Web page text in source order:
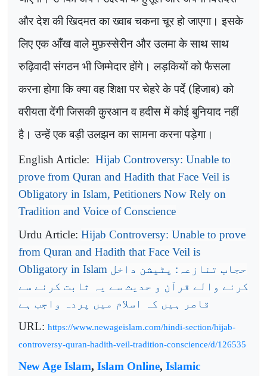
और देश की खिदमत का ख्वाब चकना चूर हो जाएगा। इसके
लिए एक आँख वाले मुफ़स्सेरीन और उलमा के साथ साथ
रुढ़िवादी संगठन भी जिम्मेदार होंगे। लड़कियों को फैसला
करना होगा कि क्या वह शिक्षा पर चेहरे के पर्दे (हिजाब) को
वरीयता देंगी जिसकी कुरआन व हदीस में कोई बुनियाद नहीं
है। उन्हें एक बड़ी उलझन का सामना करना पड़ेगा।
English Article: Hijab Controversy: Unable to
prove from Quran and Hadith that Face Veil is
Obligatory in Islam, Petitioners Now Rely on
Tradition and Voice of Conscience
Urdu Article: Hijab Controversy: Unable to prove
from Quran and Hadith that Face Veil is
Obligatory in Islam حجاب تنازعہ: پٹیشن داخل
کرنے والے قرآن و حدیث سے یہ ثابت کرنے سے
قاصر ہیں کہ اسلام میں پردہ واجب ہے
URL: https://www.newageislam.com/hindi-section/hijab-
controversy-quran-hadith-veil-tradition-conscience/d/126535
New Age Islam, Islam Online, Islamic